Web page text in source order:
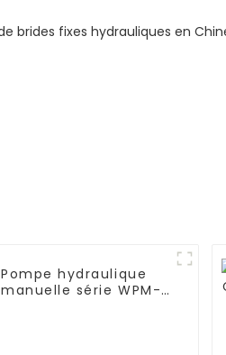
Pompe hydraulique
manuelle série WPM-S